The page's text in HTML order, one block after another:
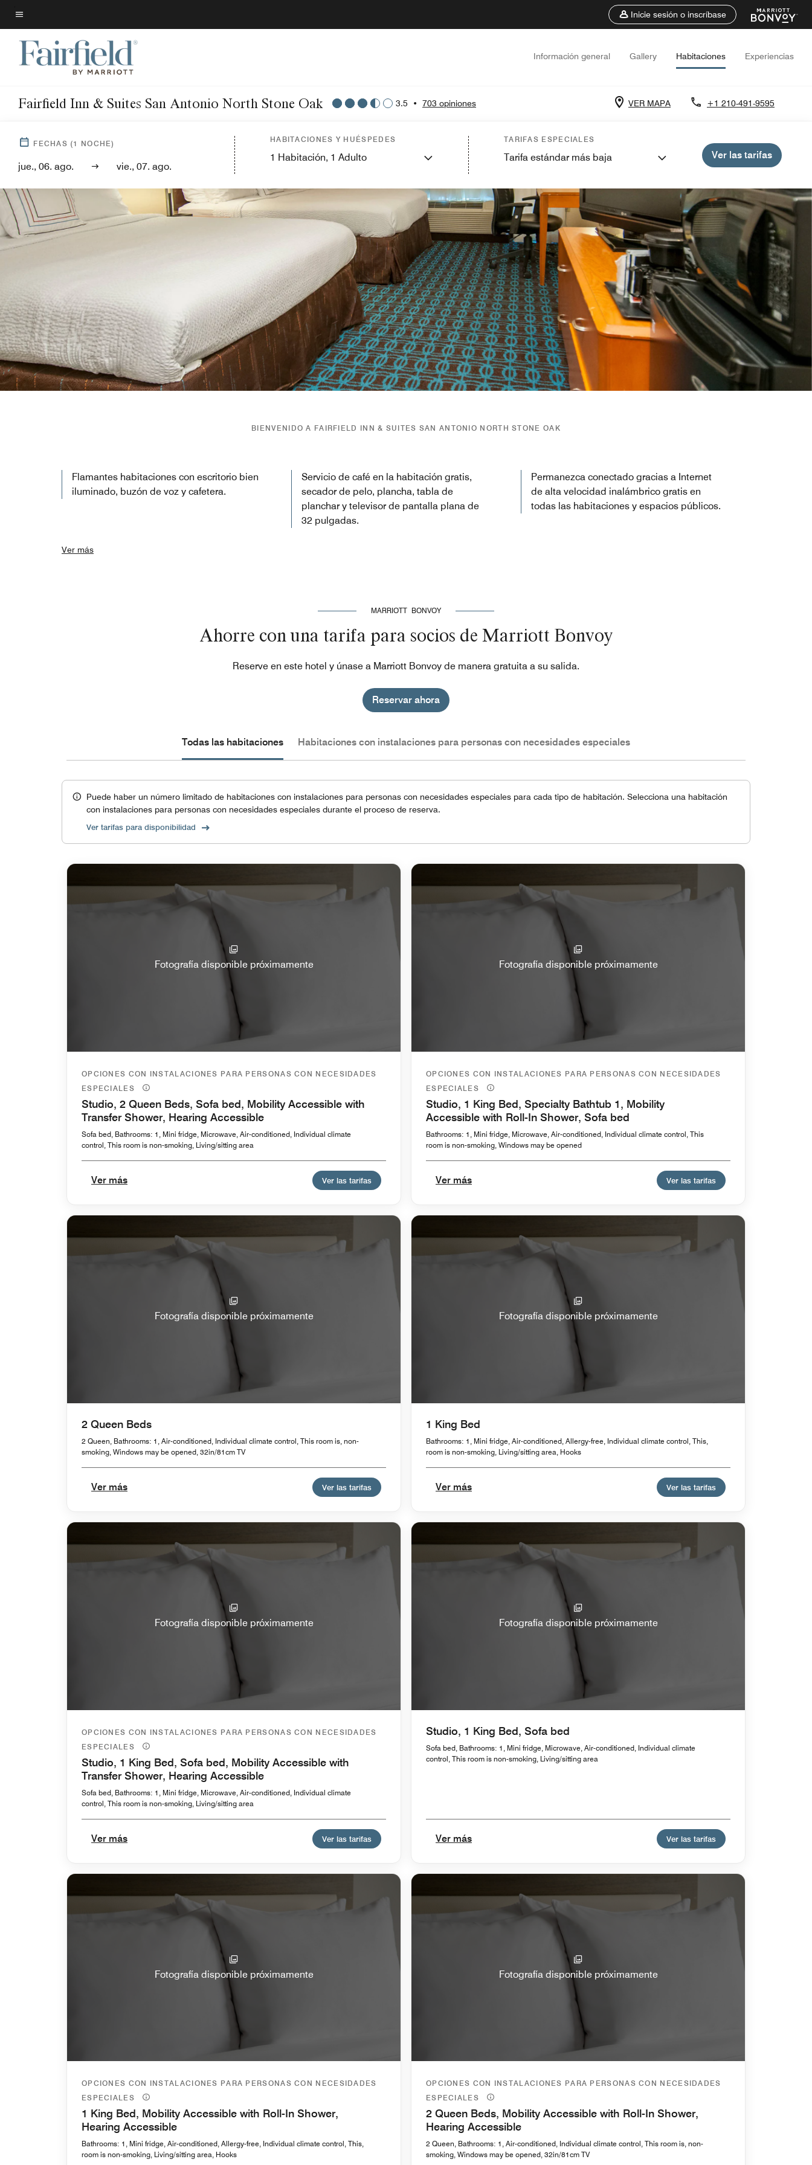
Skip
to
main
content
Texto del menú
Inicie sesión o inscríbase
Información general Gallery Habitaciones Experiencias
Fairfield Inn & Suites San Antonio North Stone Oak 3.5 • 703 opiniones VER MAPA +1 210-491-9595
FECHAS (1 NOCHE)
jue., 06. ago. vie., 07. ago.
HABITACIONES Y HUÉSPEDES
1 Habitación, 1 Adulto
TARIFAS ESPECIALES
Tarifa estándar más baja Ver las tarifas
BIENVENIDO A FAIRFIELD INN & SUITES SAN ANTONIO NORTH STONE OAK
Flamantes habitaciones con escritorio bien
iluminado, buzón de voz y cafetera.
Servicio de café en la habitación gratis,
secador de pelo, plancha, tabla de
planchar y televisor de pantalla plana de
32 pulgadas.
Permanezca conectado gracias a Internet
de alta velocidad inalámbrico gratis en
todas las habitaciones y espacios públicos.
Ver más
MARRIOTT BONVOY
Ahorre con una tarifa para socios de Marriott Bonvoy
Reserve en este hotel y únase a Marriott Bonvoy de manera gratuita a su salida.
Reservar ahora
Todas las habitaciones Habitaciones con instalaciones para personas con necesidades especiales
Puede haber un número limitado de habitaciones con instalaciones para personas con necesidades especiales para cada tipo de habitación. Selecciona una habitación
con instalaciones para personas con necesidades especiales durante el proceso de reserva.
Ver tarifas para disponibilidad
Fotografía disponible próximamente
OPCIONES CON INSTALACIONES PARA PERSONAS CON NECESIDADES
ESPECIALES
Studio, 2 Queen Beds, Sofa bed, Mobility Accessible with
Transfer Shower, Hearing Accessible
Sofa bed, Bathrooms: 1, Mini fridge, Microwave, Air-conditioned, Individual climate
control, This room is non-smoking, Living/sitting area
Ver más Ver las tarifas
Fotografía disponible próximamente
OPCIONES CON INSTALACIONES PARA PERSONAS CON NECESIDADES
ESPECIALES
Studio, 1 King Bed, Specialty Bathtub 1, Mobility
Accessible with Roll-In Shower, Sofa bed
Bathrooms: 1, Mini fridge, Microwave, Air-conditioned, Individual climate control, This
room is non-smoking, Windows may be opened
Ver más Ver las tarifas
Fotografía disponible próximamente
2 Queen Beds
2 Queen, Bathrooms: 1, Air-conditioned, Individual climate control, This room is, non-
smoking, Windows may be opened, 32in/81cm TV
Ver más Ver las tarifas
Fotografía disponible próximamente
1 King Bed
Bathrooms: 1, Mini fridge, Air-conditioned, Allergy-free, Individual climate control, This,
room is non-smoking, Living/sitting area, Hooks
Ver más Ver las tarifas
Fotografía disponible próximamente
OPCIONES CON INSTALACIONES PARA PERSONAS CON NECESIDADES
ESPECIALES
Studio, 1 King Bed, Sofa bed, Mobility Accessible with
Transfer Shower, Hearing Accessible
Sofa bed, Bathrooms: 1, Mini fridge, Microwave, Air-conditioned, Individual climate
control, This room is non-smoking, Living/sitting area
Ver más Ver las tarifas
Fotografía disponible próximamente
Studio, 1 King Bed, Sofa bed
Sofa bed, Bathrooms: 1, Mini fridge, Microwave, Air-conditioned, Individual climate
control, This room is non-smoking, Living/sitting area
Ver más Ver las tarifas
Fotografía disponible próximamente
OPCIONES CON INSTALACIONES PARA PERSONAS CON NECESIDADES
ESPECIALES
1 King Bed, Mobility Accessible with Roll-In Shower,
Hearing Accessible
Bathrooms: 1, Mini fridge, Air-conditioned, Allergy-free, Individual climate control, This,
room is non-smoking, Living/sitting area, Hooks
Fotografía disponible próximamente
OPCIONES CON INSTALACIONES PARA PERSONAS CON NECESIDADES
ESPECIALES
2 Queen Beds, Mobility Accessible with Roll-In Shower,
Hearing Accessible
2 Queen, Bathrooms: 1, Air-conditioned, Individual climate control, This room is, non-
smoking, Windows may be opened, 32in/81cm TV